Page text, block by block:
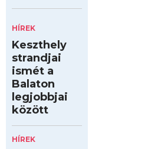
HÍREK
Keszthely
strandjai
ismét a
Balaton
legjobbjai
között
HÍREK